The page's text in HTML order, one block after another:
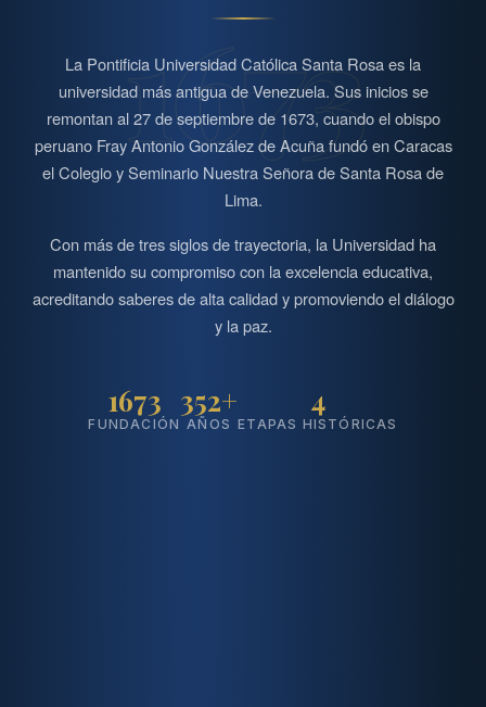
1673
La Pontificia Universidad Católica Santa Rosa es la
universidad más antigua de Venezuela. Sus inicios se
remontan al 27 de septiembre de 1673, cuando el obispo
peruano Fray Antonio González de Acuña fundó en Caracas
el Colegio y Seminario Nuestra Señora de Santa Rosa de
Lima.
Con más de tres siglos de trayectoria, la Universidad ha
mantenido su compromiso con la excelencia educativa,
acreditando saberes de alta calidad y promoviendo el diálogo
y la paz.
1673
FUNDACIÓN
352+
AÑOS
4
ETAPAS HISTÓRICAS